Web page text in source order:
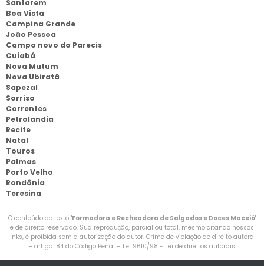
Santarem
Boa Vista
Campina Grande
João Pessoa
Campo novo do Parecis
Cuiabá
Nova Mutum
Nova Ubiratã
Sapezal
Sorriso
Correntes
Petrolandia
Recife
Natal
Touros
Palmas
Porto Velho
Rondônia
Teresina
O conteúdo do texto "Formadora e Recheadora de Salgados e Doces Maceió"
é de direito reservado. Sua reprodução, parcial ou total, mesmo citando nossos
links, é proibida sem a autorização do autor. Crime de violação de direito autoral
– artigo 184 do Código Penal – Lei 9610/98 - Lei de direitos autorais.